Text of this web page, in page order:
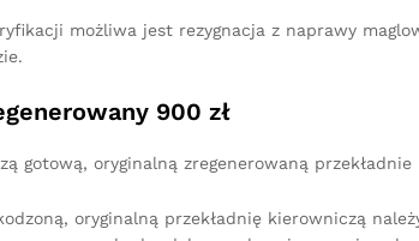
możliwa jest rezygnacja z naprawy
900 zł
gotową, oryginalną zregenerowaną
oryginalną przekładnię kierowniczą